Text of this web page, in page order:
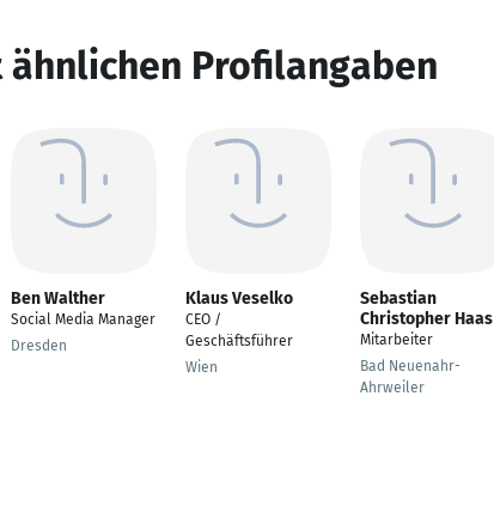
Profilangaben
Ben Walther
Social Media Manager
Dresden
Klaus Veselko
CEO /
Geschäftsführer
Wien
Sebastian
Christopher Haas
Mitarbeiter
Bad Neuenahr-
Ahrweiler